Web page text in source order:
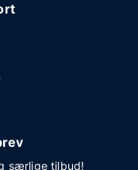
særlige tilbud!